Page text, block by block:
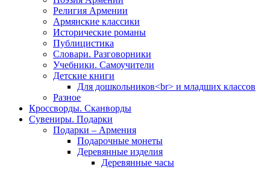
Религия Армении
Армянские классики
Исторические романы
Публицистика
Словари. Разговорники
Учебники. Самоучители
Детские книги
Для дошкольников<br> и младших классов
Разное
Кроссворды. Сканворды
Сувениры. Подарки
Подарки – Армения
Подарочные монеты
Деревянные изделия
Деревянные часы